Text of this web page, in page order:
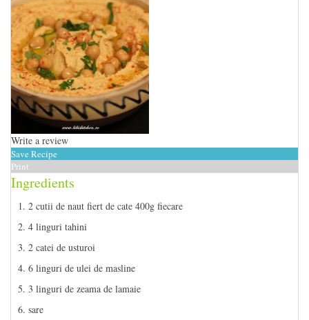
Write a review
Save Recipe
Print
Ingredients
2 cutii de naut fiert de cate 400g fiecare
4 linguri tahini
2 catei de usturoi
6 linguri de ulei de masline
3 linguri de zeama de lamaie
sare